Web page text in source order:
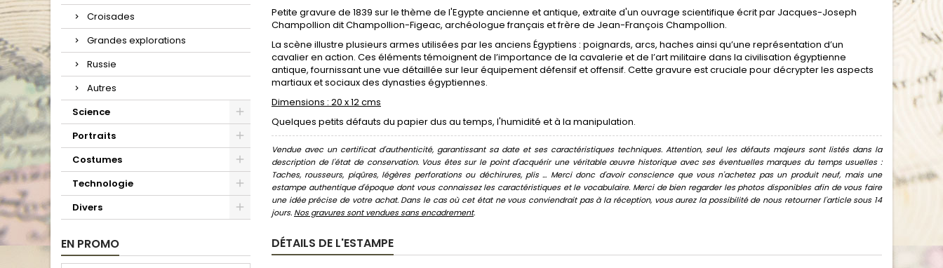
Croisades
Grandes explorations
Russie
Autres
Science
Portraits
Costumes
Technologie
Divers
EN PROMO
Petite gravure de 1839 sur le thème de l'Egypte ancienne et antique, extraite d'un ouvrage scientifique écrit par Jacques-Joseph
Champollion dit Champollion-Figeac, archéologue français et frère de Jean-François Champollion.
La scène illustre plusieurs armes utilisées par les anciens Égyptiens : poignards, arcs, haches ainsi qu’une représentation d’un
cavalier en action. Ces éléments témoignent de l’importance de la cavalerie et de l’art militaire dans la civilisation égyptienne
antique, fournissant une vue détaillée sur leur équipement défensif et offensif. Cette gravure est cruciale pour décrypter les aspects
martiaux et sociaux des dynasties égyptiennes.
Dimensions : 20 x 12 cms
Quelques petits défauts du papier dus au temps, l'humidité et à la manipulation.
Vendue avec un certificat d'authenticité, garantissant sa date et ses caractéristiques techniques. Attention, seul les défauts majeurs sont listés dans la
description de l'état de conservation. Vous êtes sur le point d'acquérir une véritable œuvre historique avec ses éventuelles marques du temps usuelles :
Taches, rousseurs, piqûres, légères perforations ou déchirures, plis ... Merci donc d'avoir conscience que vous n'achetez pas un produit neuf, mais une
estampe authentique d'époque dont vous connaissez les caractéristiques et le vocabulaire. Merci de bien regarder les photos disponibles afin de vous faire
une idée précise de votre achat. Dans le cas où cet état ne vous conviendrait pas à la réception, vous aurez la possibilité de nous retourner l'article sous 14
jours. Nos gravures sont vendues sans encadrement.
DÉTAILS DE L'ESTAMPE